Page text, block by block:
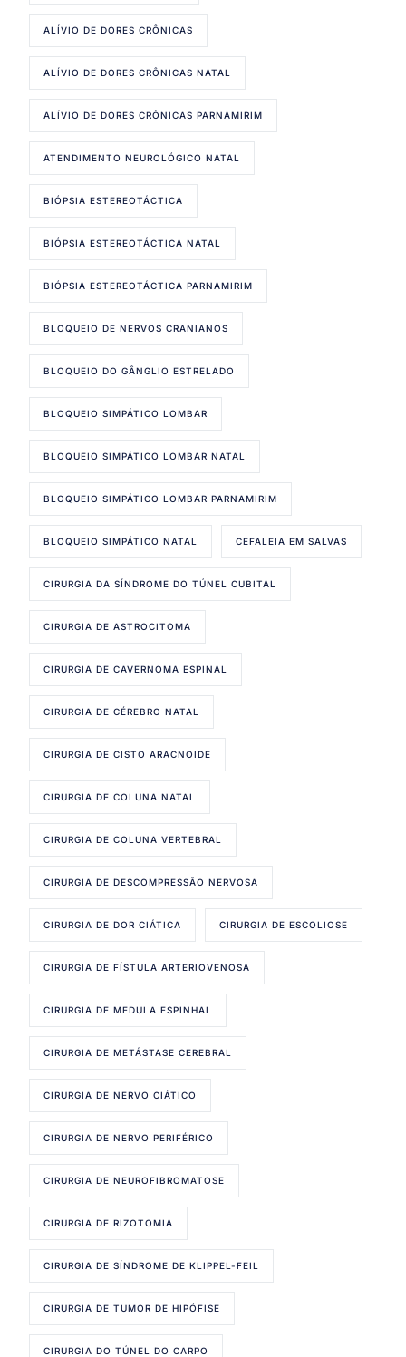
ALÍVIO DE DORES CRÔNICAS
ALÍVIO DE DORES CRÔNICAS NATAL
ALÍVIO DE DORES CRÔNICAS PARNAMIRIM
ATENDIMENTO NEUROLÓGICO NATAL
BIÓPSIA ESTEREOTÁCTICA
BIÓPSIA ESTEREOTÁCTICA NATAL
BIÓPSIA ESTEREOTÁCTICA PARNAMIRIM
BLOQUEIO DE NERVOS CRANIANOS
BLOQUEIO DO GÂNGLIO ESTRELADO
BLOQUEIO SIMPÁTICO LOMBAR
BLOQUEIO SIMPÁTICO LOMBAR NATAL
BLOQUEIO SIMPÁTICO LOMBAR PARNAMIRIM
BLOQUEIO SIMPÁTICO NATAL CEFALEIA EM SALVAS
CIRURGIA DA SÍNDROME DO TÚNEL CUBITAL
CIRURGIA DE ASTROCITOMA
CIRURGIA DE CAVERNOMA ESPINAL
CIRURGIA DE CÉREBRO NATAL
CIRURGIA DE CISTO ARACNOIDE
CIRURGIA DE COLUNA NATAL
CIRURGIA DE COLUNA VERTEBRAL
CIRURGIA DE DESCOMPRESSÃO NERVOSA
CIRURGIA DE DOR CIÁTICA CIRURGIA DE ESCOLIOSE
CIRURGIA DE FÍSTULA ARTERIOVENOSA
CIRURGIA DE MEDULA ESPINHAL
CIRURGIA DE METÁSTASE CEREBRAL
CIRURGIA DE NERVO CIÁTICO
CIRURGIA DE NERVO PERIFÉRICO
CIRURGIA DE NEUROFIBROMATOSE
CIRURGIA DE RIZOTOMIA
CIRURGIA DE SÍNDROME DE KLIPPEL-FEIL
CIRURGIA DE TUMOR DE HIPÓFISE
CIRURGIA DO TÚNEL DO CARPO